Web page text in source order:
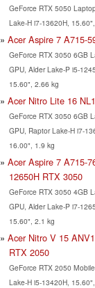
GeForce RTX 5050
Lake-H i7-13620H,
Acer Aspire 7 A715-
GeForce RTX 3050 6GB
GPU, Alder Lake-P i5-
15.60", 2.66 kg
Acer Nitro Lite 16
GeForce RTX 3050 6GB
GPU, Raptor Lake-H i7-
16.00", 1.9 kg
Acer Aspire 7 A715-
12650H RTX 3050
GeForce RTX 3050 4GB
GPU, Alder Lake-P i7-
15.60", 2.1 kg
Acer Nitro V 15
RTX 2050
GeForce RTX 2050
Lake-H i5-13420H,